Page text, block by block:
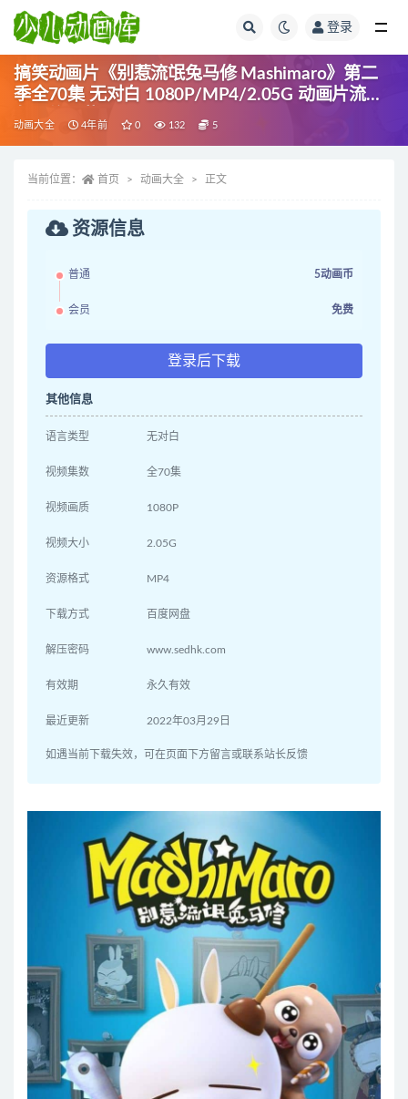
登录
搞笑动画片《别惹流氓兔马修 Mashimaro》第二
季全70集 无对白 1080P/MP4/2.05G 动画片流氓
兔马修下载
动画大全 4年前 0 132 5
当前位置： 首页 动画大全 正文
资源信息
普通 5动画币
会员 免费
登录后下载
其他信息
语言类型 无对白
视频集数 全70集
视频画质 1080P
视频大小 2.05G
资源格式 MP4
下载方式 百度网盘
解压密码 www.sedhk.com
有效期 永久有效
最近更新 2022年03月29日
如遇当前下载失效，可在页面下方留言或联系站长反馈